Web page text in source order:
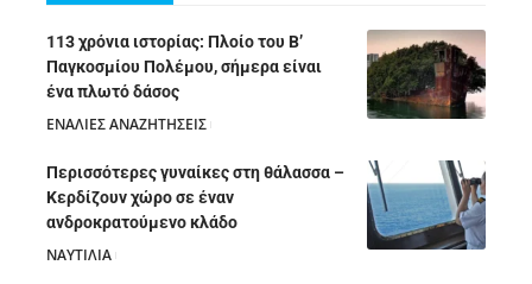
113 χρόνια ιστορίας: Πλοίο του Β’
Παγκοσμίου Πολέμου, σήμερα είναι
ένα πλωτό δάσος
ΕΝΑΛΙΕΣ ΑΝΑΖΗΤΗΣΕΙΣ
Περισσότερες γυναίκες στη θάλασσα –
Κερδίζουν χώρο σε έναν
ανδροκρατούμενο κλάδο
ΝΑΥΤΙΛΙΑ